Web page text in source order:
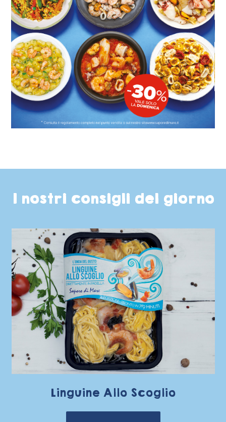
I nostri consigli del giorno
Linguine Allo Scoglio